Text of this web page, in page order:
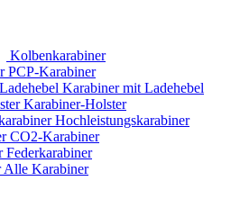
Kolbenkarabiner
PCP-Karabiner
Karabiner mit Ladehebel
Karabiner-Holster
Hochleistungskarabiner
CO2-Karabiner
Federkarabiner
Alle Karabiner